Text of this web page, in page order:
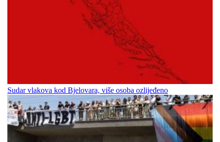
Sudar vlakova kod Bjelovara, više osoba ozlijeđeno